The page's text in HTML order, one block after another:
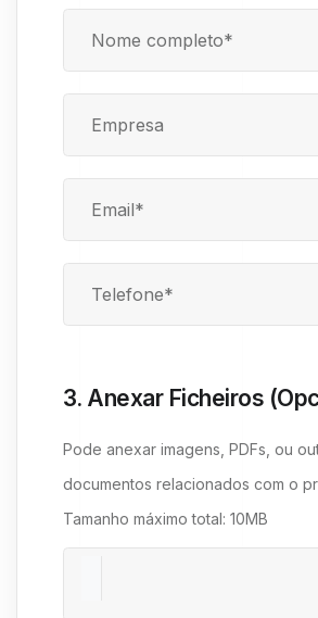
3. Anexar Ficheiros
Pode anexar imagens, PDFs, ou
documentos relacionados com o
Tamanho máximo total: 10MB